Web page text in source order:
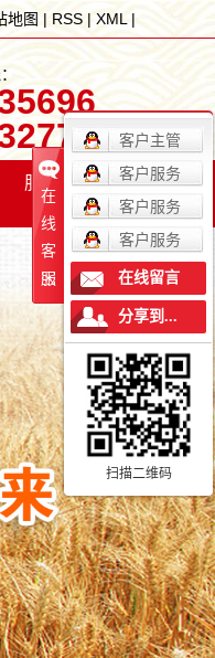
地图 | RSS |XML |
利其器。公司引进国际较先进的生
产品质量和企业发展提供了有力保
销售网络
我们已组建集销售、服务
设立服务中心和网点。
服务体系
service
招贤纳士
在线留言
联系我们
在
线
客
服
客户主管
客户服务
客户服务
客户服务
在线留言
分享到...
扫描二维码